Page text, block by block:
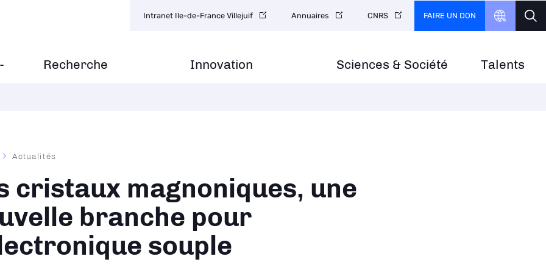
Recherche Innovation Sciences & Société Talents
secondaire
Intranet Ile-de-France Villejuif Annuaires CNRS FAIRE UN DON
Actualités
cristaux magnoniques, une
branche pour
souple